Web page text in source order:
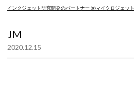
インクジェット研究開発のパートナー ㈱マイクロジェット
JM
2020.12.15